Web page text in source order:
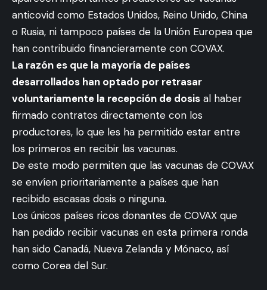
anticovid como Estados Unidos, Reino Unido, China
o Rusia, ni tampoco países de la Unión Europea que
han contribuido financieramente con COVAX.
La razón es que la mayoría de países
desarrollados han optado por retrasar
voluntariamente la recepción de dosis al haber
firmado contratos directamente con los
productores, lo que les ha permitido estar entre
los primeros en recibir las vacunas.
De este modo permiten que las vacunas de COVAX
se envíen prioritariamente a países que han
recibido escasas dosis o ninguna.
Los únicos países ricos donantes de COVAX que
han pedido recibir vacunas en esta primera ronda
han sido Canadá, Nueva Zelanda y Mónaco, así
como Corea del Sur.